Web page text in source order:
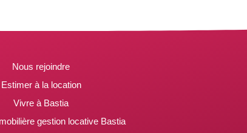
Nous rejoindre
Estimer à la location
Vivre à Bastia
gestion locative Bastia